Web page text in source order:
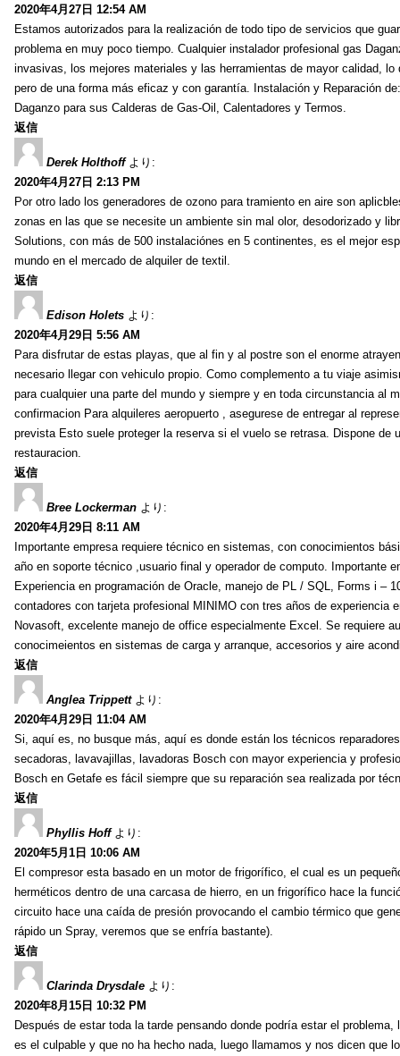
2020年4月27日 12:54 AM
Estamos autorizados para la realización de todo tipo de servicios que
problema en muy poco tiempo. Cualquier instalador profesional gas
invasivas, los mejores materiales y las herramientas de mayor calidad,
pero de una forma más eficaz y con garantía. Instalación y Reparación
Daganzo para sus Calderas de Gas-Oil, Calentadores y Termos.
返信
Derek Holthoff より:
2020年4月27日 2:13 PM
Por otro lado los generadores de ozono para tramiento en aire son
zonas en las que se necesite un ambiente sin mal olor, desodorizado y
Solutions, con más de 500 instalaciónes en 5 continentes, es el mejor
mundo en el mercado de alquiler de textil.
返信
Edison Holets より:
2020年4月29日 5:56 AM
Para disfrutar de estas playas, que al fin y al postre son el enorme
necesario llegar con vehiculo propio. Como complemento a tu viaje
para cualquier una parte del mundo y siempre y en toda circunstancia al
confirmacion Para alquileres aeropuerto , asegurese de entregar al
prevista Esto suele proteger la reserva si el vuelo se retrasa. Dispone
restauracion.
返信
Bree Lockerman より:
2020年4月29日 8:11 AM
Importante empresa requiere técnico en sistemas, con conocimientos
año en soporte técnico ,usuario final y operador de computo. Importante
Experiencia en programación de Oracle, manejo de PL / SQL, Forms i –
contadores con tarjeta profesional MINIMO con tres años de experiencia
Novasoft, excelente manejo de office especialmente Excel. Se requiere
conocimeientos en sistemas de carga y arranque, accesorios y aire
返信
Anglea Trippett より:
2020年4月29日 11:04 AM
Si, aquí es, no busque más, aquí es donde están los técnicos
secadoras, lavavajillas, lavadoras Bosch con mayor experiencia y
Bosch en Getafe es fácil siempre que su reparación sea realizada por
返信
Phyllis Hoff より:
2020年5月1日 10:06 AM
El compresor esta basado en un motor de frigorífico, el cual es un
herméticos dentro de una carcasa de hierro, en un frigorífico hace la
circuito hace una caída de presión provocando el cambio térmico que
rápido un Spray, veremos que se enfría bastante).
返信
Clarinda Drysdale より:
2020年8月15日 10:32 PM
Después de estar toda la tarde pensando donde podría estar el
es el culpable y que no ha hecho nada, luego llamamos y nos dicen que